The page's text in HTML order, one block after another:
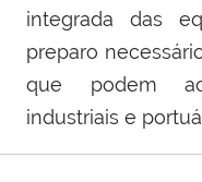
integrada das
preparo
que podem
industriais e